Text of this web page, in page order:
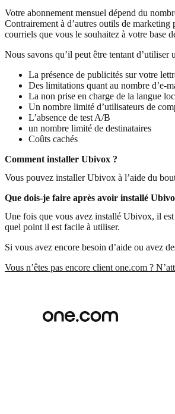
Votre abonnement mensuel dépend du
Contrairement à d’autres outils de
courriels que vous le souhaitez à votre base
Nous savons qu’il peut être tentant
La présence de publicités sur votre
Des limitations quant au nombre d’e-
La non prise en charge de la langue
Un nombre limité d’utilisateurs de
L’absence de test A/B
un nombre limité de destinataires
Coûts cachés
Comment installer Ubivox ?
Vous pouvez installer Ubivox à l’aide du
Que dois-je faire après avoir installé
Une fois que vous avez installé Ubivox, il
quel point il est facile à utiliser.
Si vous avez encore besoin d’aide ou avez
Vous n’êtes pas encore client one.com ?